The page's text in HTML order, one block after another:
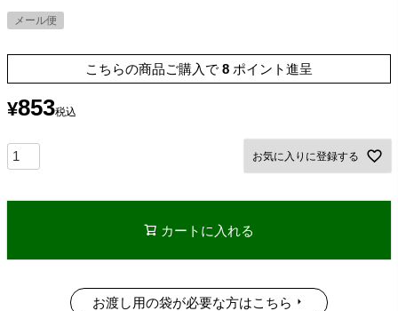
メール便
こちらの商品ご購入で 8 ポイント進呈
¥853税込
お気に入りに登録する
カートに入れる
お渡し用の袋が必要な方はこちら